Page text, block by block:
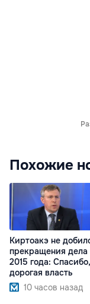
Похожие
Киртоакэ не
прекращения дела
2015 года: Спасибо,
дорогая власть
10 часов назад